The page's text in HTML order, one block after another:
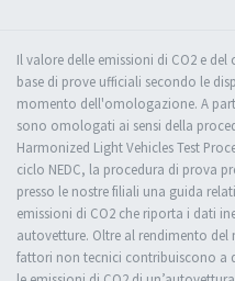
Il valore delle emissioni di CO2 e
base di prove ufficiali secondo le
momento dell'omologazione. A
sono omologati ai sensi della
Harmonized Light Vehicles Test
ciclo NEDC, la procedura di prova
presso le nostre filiali una guida
emissioni di CO2 che riporta i dati
autovetture. Oltre al rendimento
fattori non tecnici contribuiscono a